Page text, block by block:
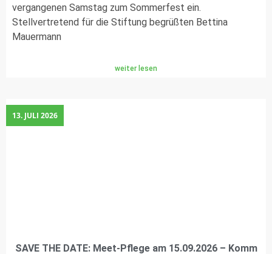
vergangenen Samstag zum Sommerfest ein.
Stellvertretend für die Stiftung begrüßten Bettina
Mauermann
weiter lesen
SAVE THE DATE: Meet-Pflege am 15.09.2026 – Komm
13. JULI 2026